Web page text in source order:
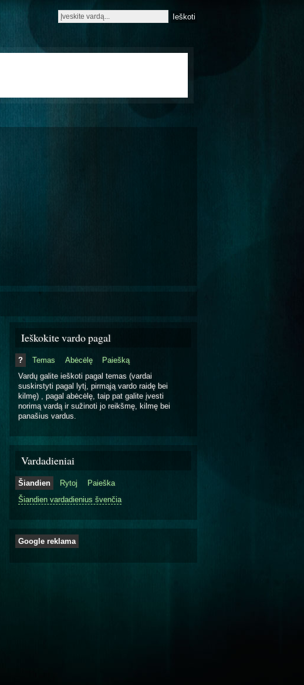
Ieškokite vardo pagal
? Temas Abėcėlę
Paiešką
Vardų galite ieškoti pagal temas (vardai
suskirstyti pagal lytį, pirmąją vardo raidę bei
kilmę) , pagal abėcėlę, taip pat galite įvesti
norimą vardą ir sužinoti jo reikšmę, kilmę bei
panašius vardus.
Vardadieniai
Šiandien Rytoj
Paieška
Šiandien vardadienius švenčia
Google reklama